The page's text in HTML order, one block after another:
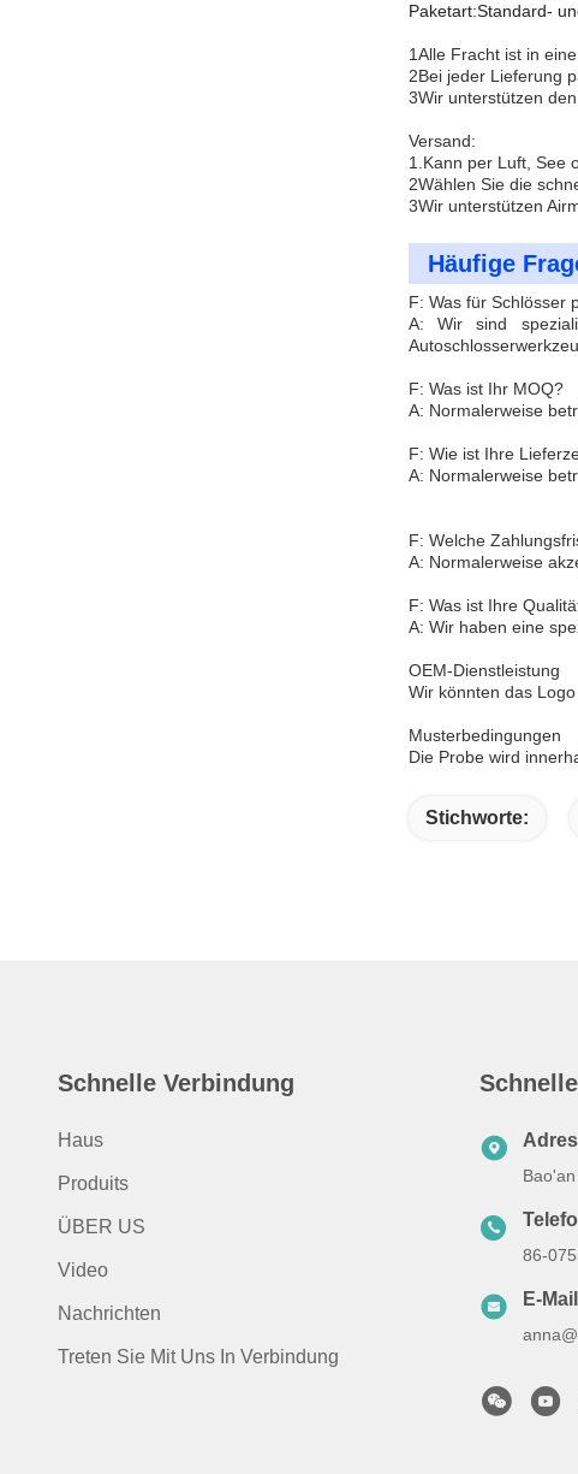
Paketart:Standard-
1Alle Fracht ist in
2Bei jeder Lieferung
3Wir unterstützen
Versand:
1.Kann per Luft, See
2Wählen Sie die
3Wir unterstützen
Häufige
F: Was für Schlösser
A: Wir sind
F: Was ist Ihr MOQ?
A: Normalerweise
F: Wie ist Ihre
A: Normalerweise
F: Welche
A: Normalerweise
F: Was ist Ihre
A: Wir haben eine
OEM-Dienstleistung
Wir könnten das
Musterbedingungen
Die Probe wird
Stichworte:
Schnelle Verbindung
Haus
Produits
ÜBER US
Video
Nachrichten
Treten Sie Mit Uns In Verbindung
86-
E-Mail